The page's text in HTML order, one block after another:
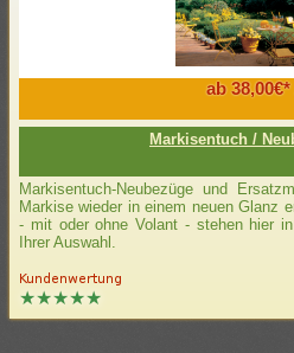
ab 38,00€*
Markisentuch /
Markisentuch-Neubezüge und
Markise wieder in einem neuen Glanz
- mit oder ohne Volant - stehen hier
Ihrer Auswahl.